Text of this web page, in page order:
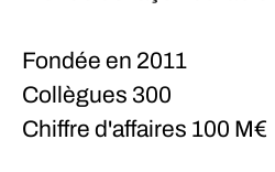
Fondée en 2011
Collègues 300
Chiffre d'affaires 100 M€